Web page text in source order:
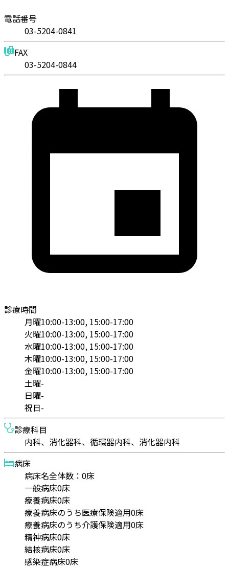
電話番号
03-5204-0841
FAX
03-5204-0844
診療時間
月曜10:00-13:00, 15:00-17:00
火曜10:00-13:00, 15:00-17:00
水曜10:00-13:00, 15:00-17:00
木曜10:00-13:00, 15:00-17:00
金曜10:00-13:00, 15:00-17:00
土曜-
日曜-
祝日-
診療科目
内科、消化器科、循環器内科、消化器内科
病床
病床名全体数：0床
一般病床0床
療養病床0床
療養病床のうち医療保険適用0床
療養病床のうち介護保険適用0床
精神病床0床
結核病床0床
感染症病床0床